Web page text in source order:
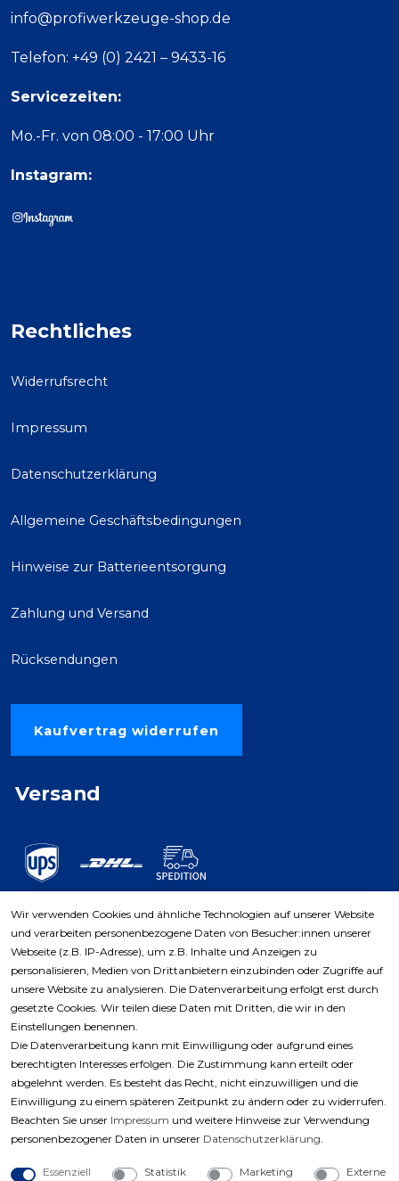
info@profiwerkzeuge-shop.de
Telefon: +49 (0) 2421 – 9433-16
Servicezeiten:
Mo.-Fr. von 08:00 - 17:00 Uhr
Instagram:
Rechtliches
Widerrufsrecht
Impressum
Datenschutzerklärung
Allgemeine Geschäftsbedingungen
Hinweise zur Batterieentsorgung
Zahlung und Versand
Rücksendungen
Kaufvertrag widerrufen
Versand
Zahlungsarten
Wir verwenden Cookies und ähnliche Technologien auf unserer Website
und verarbeiten personenbezogene Daten von Besucher:innen unserer
Webseite (z.B. IP-Adresse), um z.B. Inhalte und Anzeigen zu
personalisieren, Medien von Drittanbietern einzubinden oder Zugriffe auf
unsere Website zu analysieren. Die Datenverarbeitung erfolgt erst durch
gesetzte Cookies. Wir teilen diese Daten mit Dritten, die wir in den
Einstellungen benennen.
Die Datenverarbeitung kann mit Einwilligung oder aufgrund eines
berechtigten Interesses erfolgen. Die Zustimmung kann erteilt oder
abgelehnt werden. Es besteht das Recht, nicht einzuwilligen und die
Einwilligung zu einem späteren Zeitpunkt zu ändern oder zu widerrufen.
Beachten Sie unser Impressum und weitere Hinweise zur Verwendung
personenbezogener Daten in unserer Daten­schutz­erklärung.
Essenziell Statistik Marketing Externe